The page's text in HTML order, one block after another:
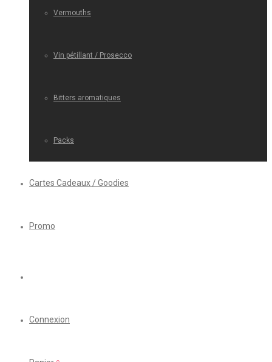
Vermouths
Vin pétillant / Prosecco
Bitters aromatiques
Packs
Cartes Cadeaux / Goodies
Promo
Connexion